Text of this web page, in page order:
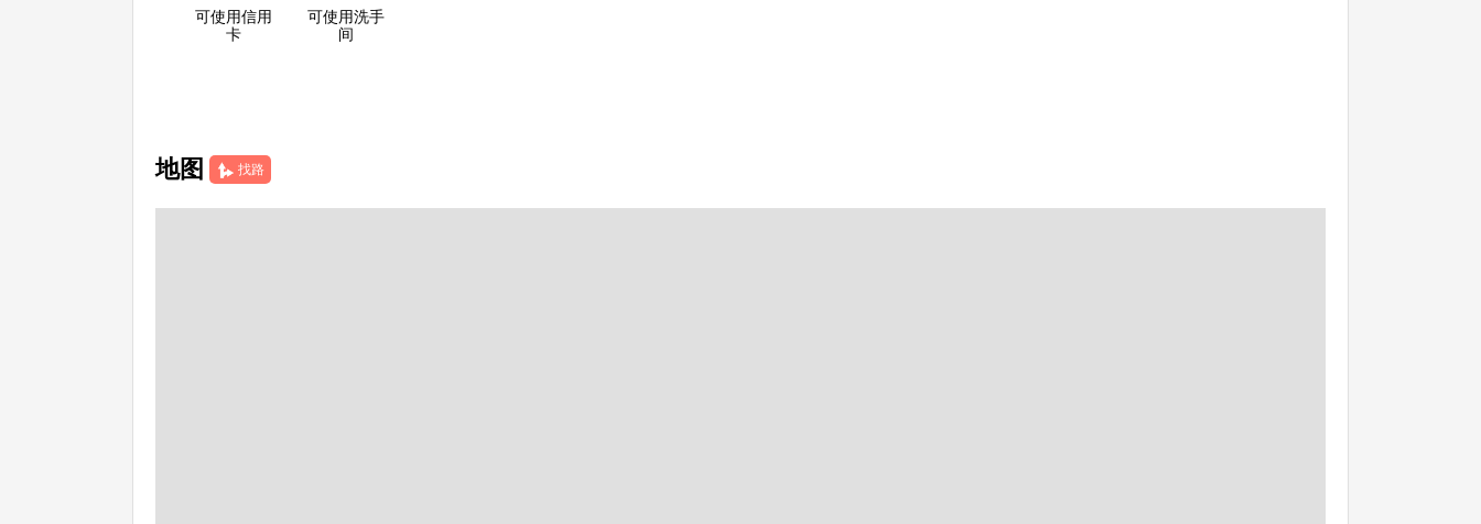
可使用信用
卡
可使用洗手
间
地图 找路